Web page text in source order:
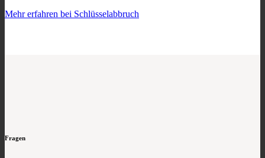
Mehr erfahren bei Schlüsselabbruch
Fragen